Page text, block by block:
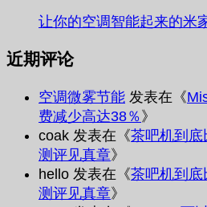
让你的空调智能起来的米
近期评论
空调微雾节能 发表在《
费减少高达38％ 》
coak 发表在《茶吧机到底
测评见真章》
hello 发表在《茶吧机到底
测评见真章》